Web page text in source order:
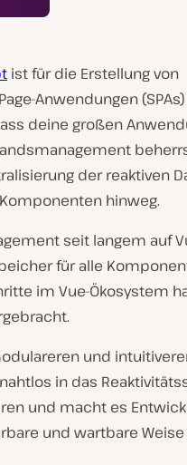
ist für die Erstellung von
Anwendungen
deine großen
der reaktiven
hinweg.
seit langem auf
für alle
im Vue-Ökosystem
und
in das
und macht es
und wartbare